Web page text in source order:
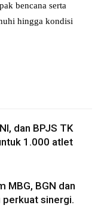
bencana serta
hingga kondisi
dan BPJS TK
1.000 atlet
MBG, BGN dan
perkuat sinergi.